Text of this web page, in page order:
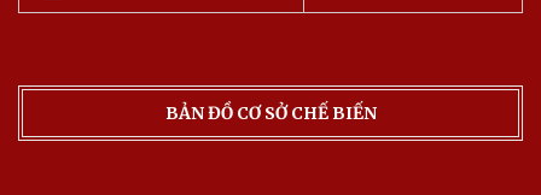
BẢN ĐỒ CƠ SỞ CHẾ BIẾN